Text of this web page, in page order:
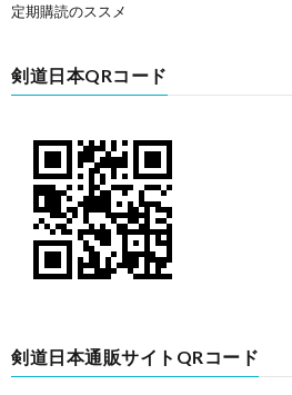
定期購読のススメ
剣道日本QRコード
剣道日本通販サイトQRコード